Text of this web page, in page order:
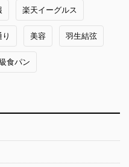
楽天イーグルス
美容 羽生結弦
食パン